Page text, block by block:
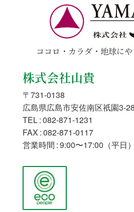
ココロ・カラダ・地球に
株式会社山貴
〒731-0138
広島県広島市安佐南区祇園3-
TEL : 082-871-1231
FAX : 082-871-0117
営業時間 : 9:00〜17:00（平日）